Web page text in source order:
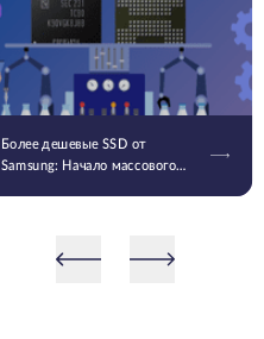
Более дешевые SSD от
Samsung: Начало массового